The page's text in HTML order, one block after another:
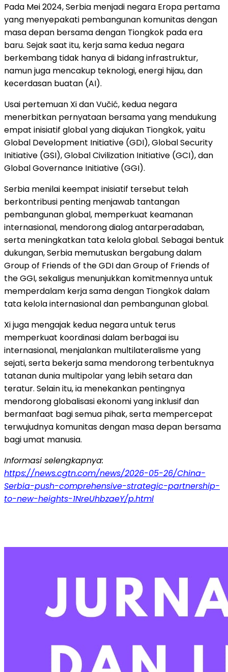
Pada Mei 2024, Serbia menjadi negara Eropa pertama
yang menyepakati pembangunan komunitas dengan
masa depan bersama dengan Tiongkok pada era
baru. Sejak saat itu, kerja sama kedua negara
berkembang tidak hanya di bidang infrastruktur,
namun juga mencakup teknologi, energi hijau, dan
kecerdasan buatan (AI).
Usai pertemuan Xi dan Vučić, kedua negara
menerbitkan pernyataan bersama yang mendukung
empat inisiatif global yang diajukan Tiongkok, yaitu
Global Development Initiative (GDI), Global Security
Initiative (GSI), Global Civilization Initiative (GCI), dan
Global Governance Initiative (GGI).
Serbia menilai keempat inisiatif tersebut telah
berkontribusi penting menjawab tantangan
pembangunan global, memperkuat keamanan
internasional, mendorong dialog antarperadaban,
serta meningkatkan tata kelola global. Sebagai bentuk
dukungan, Serbia memutuskan bergabung dalam
Group of Friends of the GDI dan Group of Friends of
the GGI, sekaligus menunjukkan komitmennya untuk
memperdalam kerja sama dengan Tiongkok dalam
tata kelola internasional dan pembangunan global.
Xi juga mengajak kedua negara untuk terus
memperkuat koordinasi dalam berbagai isu
internasional, menjalankan multilateralisme yang
sejati, serta bekerja sama mendorong terbentuknya
tatanan dunia multipolar yang lebih setara dan
teratur. Selain itu, ia menekankan pentingnya
mendorong globalisasi ekonomi yang inklusif dan
bermanfaat bagi semua pihak, serta mempercepat
terwujudnya komunitas dengan masa depan bersama
bagi umat manusia.
Informasi selengkapnya:
https://news.cgtn.com/news/2026-05-26/China-
Serbia-push-comprehensive-strategic-partnership-
to-new-heights-1NreUhbzaeY/p.html